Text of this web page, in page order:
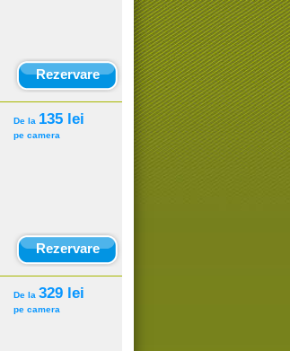
Rezervare
De la 135 lei
pe camera
Rezervare
De la 329 lei
pe camera